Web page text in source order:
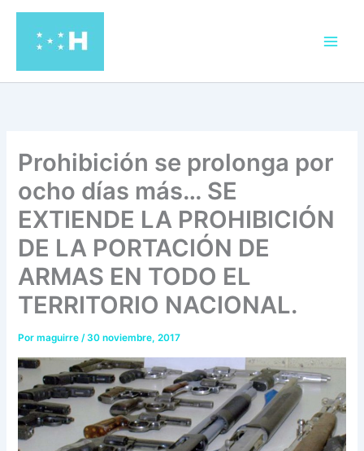
contenido
Prohibición se prolonga por
ocho días más… SE
EXTIENDE LA PROHIBICIÓN
DE LA PORTACIÓN DE
ARMAS EN TODO EL
TERRITORIO NACIONAL.
Pormaguirre/30 noviembre, 2017